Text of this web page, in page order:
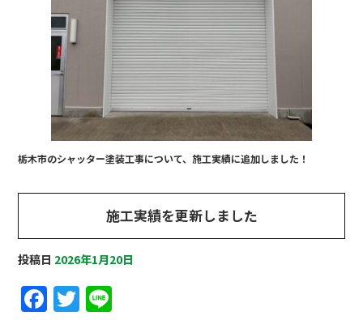
b
o
o
k
栃木市のシャッター塗装工事について、施工実績に追加しました！
施工実績を更新しました
投稿日 2026年1月20日
F T